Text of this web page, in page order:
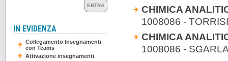
CHIMICA
1008086 -
CHIMICA
1008086 -
ENTRA
IN EVIDENZA
Collegamento Insegnamenti
con Teams
Attivazione insegnamenti